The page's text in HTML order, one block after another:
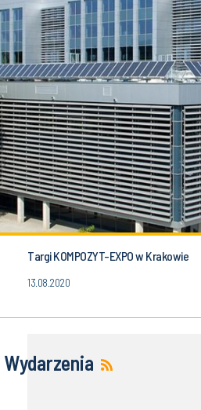
Targi KOMPOZYT-EXPO w Krakowie
13.08.2020
Wydarzenia